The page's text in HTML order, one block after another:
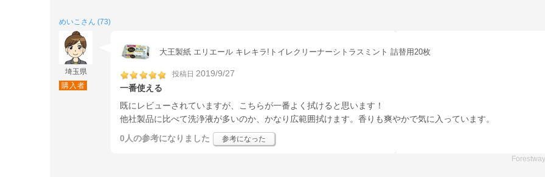
めいこさん (73)
埼玉県
購入者
大王製紙 エリエール キレキラ!トイレクリーナーシトラスミント 詰替用20枚
投稿日 2019/9/27
一番使える
既にレビューされていますが、こちらが一番よく拭けると思います！
他社製品に比べて洗浄液が多いのか、かなり広範囲拭けます。香りも爽やかで気に入っています。
0人の参考になりました 参考になった
Forestway